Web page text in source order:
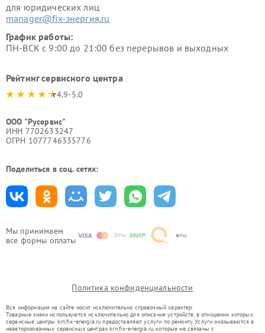
Мы принимаем
все формы оплаты
для юридических лиц
manager@fix-энергия.ru
График работы:
ПН-ВСК с 9:00 до 21:00 без перерывов и выходных
Рейтинг сервисного центра
4.9-5.0
ООО "Русервис"
ИНН 7702633247
ОГРН 1077746335776
Поделиться в соц. сетях:
Политика конфиденциальности
Вся информация на сайте носит исключительно справочный характер.
Товарные знаки используются исключительно для описания устройств, в отношении которых
сервисные центры krn.fix-energia.ru предоставляют услуги по ремонту. Услуги оказываются в
неавторизованных сервисных центрах krn.fix-energia.ru, которые не связаны с